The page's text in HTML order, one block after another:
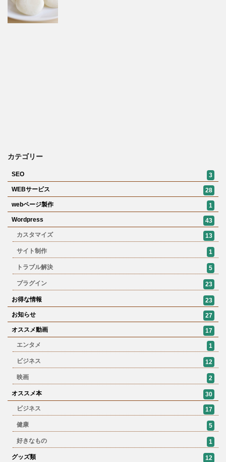
カテゴリー
SEO
3
WEBサービス
28
webページ製作
1
Wordpress
43
カスタマイズ
13
サイト制作 1
トラブル解決 5
プラグイン 23
お得な情報
23
お知らせ
27
オススメ動画
17
エンタメ
1
ビジネス 12
映画 2
オススメ本
30
ビジネス
17
健康 5
好きなもの 1
グッズ類
12